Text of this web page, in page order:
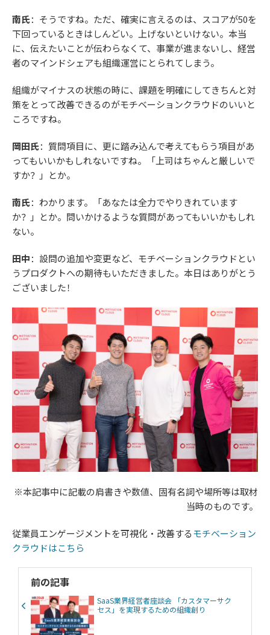
南氏：そうですね。ただ、確実に言えるのは、スコアが50を
下回っているときはしんどい。上げないといけない。本当
に、伝えたいことが伝わらなくて、事業が進まないし、経営
者のマインドシェアも組織運営にとられてしまう。
組織がマイナスの状態の時に、課題を明確にしてきちんと対
策をとって改善できるのがモチベーションクラウドのいいと
ころですね。
岡田氏：質問項目に、更に踏み込んで考えてもらう項目があ
ってもいいかもしれないですね。「上司はちゃんと厳しいで
すか？」とか。
南氏：わかります。「あなたは全力でやりきれています
か？」とか。問いかけるような質問があってもいいかもしれ
ない。
田中：設問の追加や変更など、モチベーションクラウドとい
うプロダクトへの期待もいただきました。本日はありがとう
ございました！
※本記事中に記載の肩書きや数値、固有名詞や場所等は取材
当時のものです。
従業員エンゲージメントを可視化・改善する​​​​​​​モチベーション
クラウドはこちら
前の記事
SaaS業界経営者座談会 「カスタマーサク
セス」を実現するための組織創り